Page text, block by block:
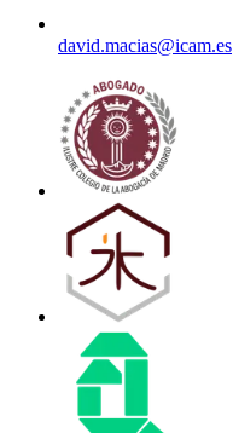
david.macias@icam.es